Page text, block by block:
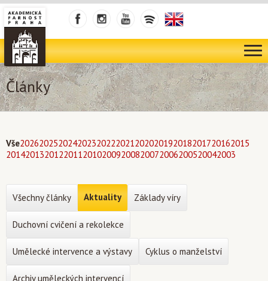
Články
Vše202620252024202320222021202020192018201720162015
201420132012201120102009200820072006200520042003
Všechny články Aktuality Základy víry
Duchovní cvičení a rekolekce
Umělecké intervence a výstavy Cyklus o manželství
Archiv uměleckých intervencí